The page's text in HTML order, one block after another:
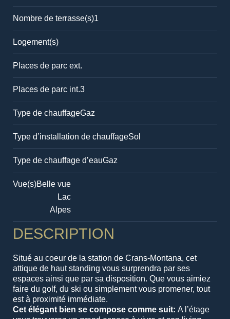
Nombre de terrasse(s)1
Logement(s)
Places de parc ext.
Places de parc int.3
Type de chauffageGaz
Type d’installation de chauffageSol
Type de chauffage d’eauGaz
Vue(s)Belle vue
Lac
Alpes
DESCRIPTION
Situé au coeur de la station de Crans-Montana, cet
attique de haut standing vous surprendra par ses
espaces ainsi que par sa disposition. Que vous aimiez
faire du golf, du ski ou simplement vous promener, tout
est à proximité immédiate.
Cet élégant bien se compose comme suit: A l’étage